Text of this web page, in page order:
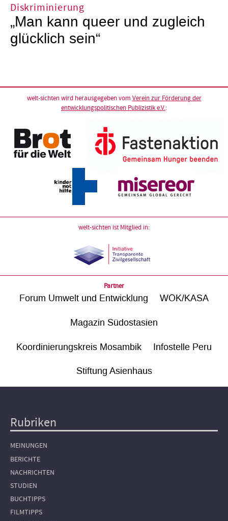
Diskriminierung
„Man kann queer und zugleich
glücklich sein“
welt-sichten wird herausgegeben vom Verein zur Förderung der
entwicklungspolitischen Publizistik e.V.:
welt-sichten ist Mitglied in:
Partner
Forum Umwelt und Entwicklung WÖK/KASA
Magazin Südostasien
Koordinierungskreis Mosambik Infostelle Peru
Stiftung Asienhaus
Hauptnavigation
Rubriken
MEINUNGEN
BERICHTE
NACHRICHTEN
STUDIEN
BUCHTIPPS
FILMTIPPS